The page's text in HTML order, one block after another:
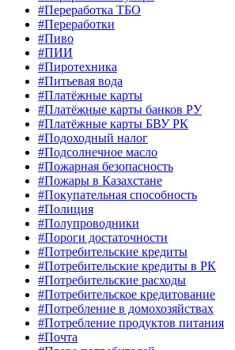
#Переработка ТБО
#Переработки
#Пиво
#ПИИ
#Пиротехника
#Питьевая вода
#Платёжные карты
#Платёжные карты банков РУ
#Платёжные карты БВУ РК
#Подоходный налог
#Подсолнечное масло
#Пожарная безопасность
#Пожары в Казахстане
#Покупательная способность
#Полиция
#Полупроводники
#Пороги достаточности
#Потребительские кредиты
#Потребительские кредиты в РК
#Потребительские расходы
#Потребительское кредитование
#Потребление в домохозяйствах
#Потребление продуктов питания
#Почта